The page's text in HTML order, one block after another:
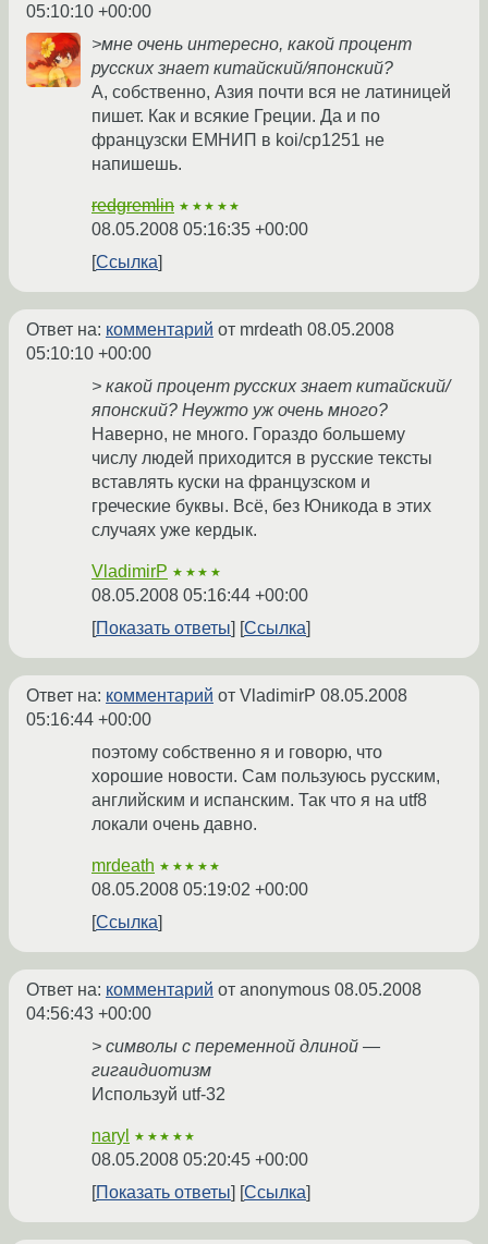
05:10:10 +00:00
>мне очень интересно, какой процент
русских знает китайский/японский?
А, собственно, Азия почти вся не латиницей
пишет. Как и всякие Греции. Да и по
французски ЕМНИП в koi/cp1251 не
напишешь.
redgremlin ★★★★★
08.05.2008 05:16:35 +00:00
Ссылка
Ответ на: комментарий от mrdeath 08.05.2008
05:10:10 +00:00
> какой процент русских знает китайский/
японский? Неужто уж очень много?
Наверно, не много. Гораздо большему
числу людей приходится в русские тексты
вставлять куски на французском и
греческие буквы. Всё, без Юникода в этих
случаях уже кердык.
VladimirP ★★★★
08.05.2008 05:16:44 +00:00
Показать ответы
Ссылка
Ответ на: комментарий от VladimirP 08.05.2008
05:16:44 +00:00
поэтому собственно я и говорю, что
хорошие новости. Сам пользуюсь русским,
английским и испанским. Так что я на utf8
локали очень давно.
mrdeath ★★★★★
08.05.2008 05:19:02 +00:00
Ссылка
Ответ на: комментарий от anonymous 08.05.2008
04:56:43 +00:00
> символы с переменной длиной —
гигаидиотизм
Используй utf-32
naryl ★★★★★
08.05.2008 05:20:45 +00:00
Показать ответы
Ссылка